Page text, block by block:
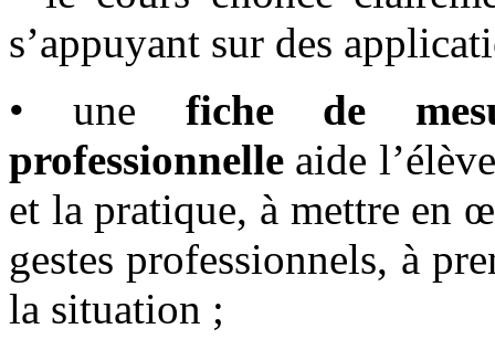
s’appuyant sur des
• une fiche de
professionnelle aide
et la pratique, à mettre en
gestes professionnels, à
la situation ;